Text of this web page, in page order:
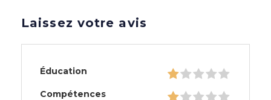
Laissez votre avis
Éducation
Compétences